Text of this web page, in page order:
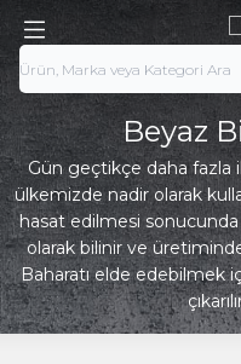
Beyaz
Gün geçtikçe daha fazla
ülkemizde nadir olarak
hasat edilmesi
olarak bilinir ve
Baharatı elde edebilmek